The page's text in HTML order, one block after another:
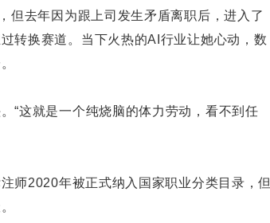
但去年因为跟上司发生矛盾离职后，进入了
转换赛道。当下火热的AI行业让她心动，数
“这就是一个纯烧脑的体力劳动，看不到任
师2020年被正式纳入国家职业分类目录，但